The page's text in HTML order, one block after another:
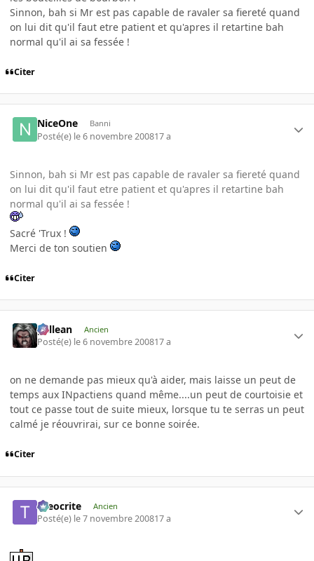
Sinnon, bah si Mr est pas capable de ravaler sa fiereté quand
on lui dit qu'il faut etre patient et qu'apres il retartine bah
normal qu'il ai sa fessée !
Citer
NiceOne Banni
Posté(e) le 6 novembre 200817 a
Sinnon, bah si Mr est pas capable de ravaler sa fiereté quand
on lui dit qu'il faut etre patient et qu'apres il retartine bah
normal qu'il ai sa fessée !
Sacré 'Trux !
Merci de ton soutien
Citer
gallean Ancien
Posté(e) le 6 novembre 200817 a
on ne demande pas mieux qu'à aider, mais laisse un peut de
temps aux INpactiens quand même....un peut de courtoisie et
tout ce passe tout de suite mieux, lorsque tu te serras un peut
calmé je réouvrirai, sur ce bonne soirée.
Citer
theocrite Ancien
Posté(e) le 7 novembre 200817 a